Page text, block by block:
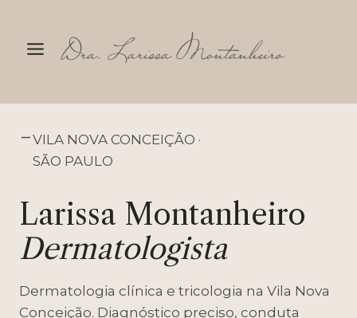
VILA NOVA CONCEIÇÃO ·
SÃO PAULO
Larissa Montanheiro
Dermatologista
Dermatologia clínica e tricologia na Vila Nova
Conceição. Diagnóstico preciso, conduta